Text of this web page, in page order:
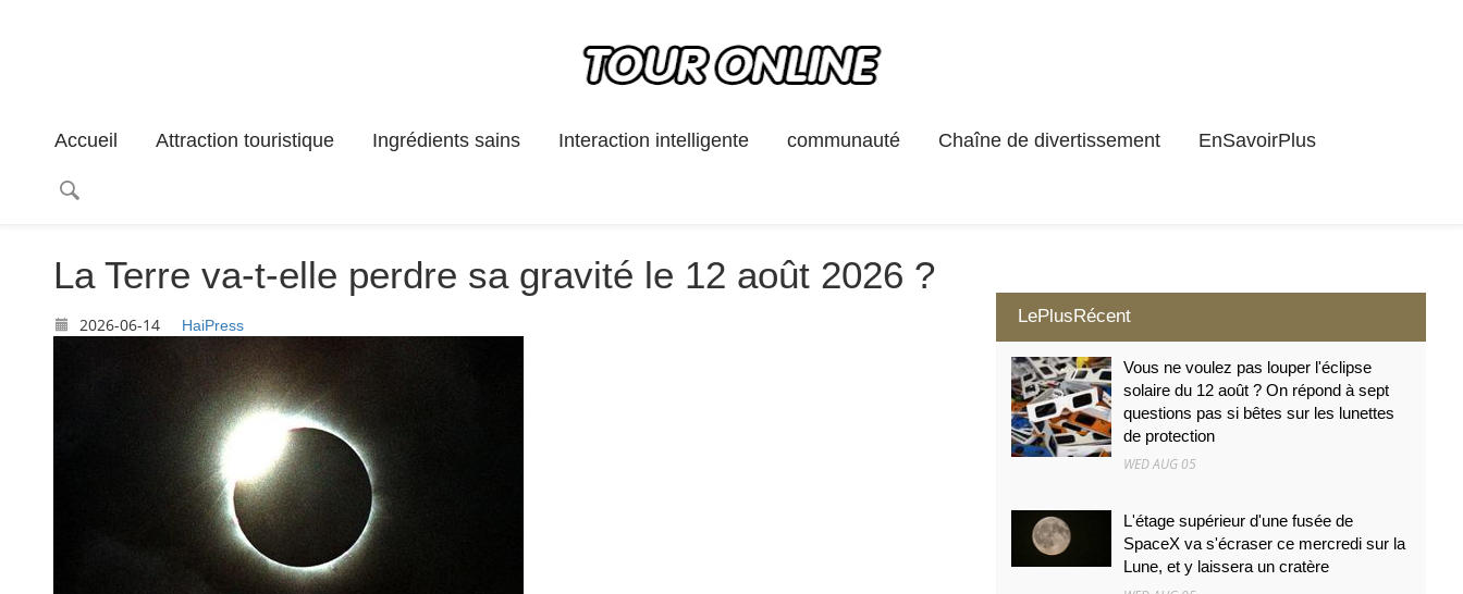
Accueil Attraction touristique Ingrédients sains Interaction intelligente communauté Chaîne de divertissement EnSavoirPlus
La Terre va-t-elle perdre sa gravité le 12 août 2026 ?
2026-06-14 HaiPress LePlusRécent
Vous ne voulez pas louper l'éclipse
solaire du 12 août ? On répond à sept
questions pas si bêtes sur les lunettes
de protection
WED AUG 05
L'étage supérieur d'une fusée de
SpaceX va s'écraser ce mercredi sur la
Lune, et y laissera un cratère